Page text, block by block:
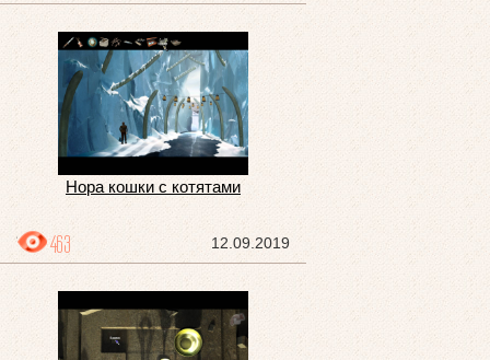
Нора кошки с котятами
12.09.2019
463